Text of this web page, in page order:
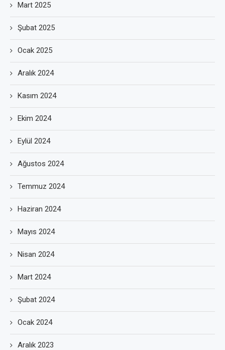
Mart 2025
Şubat 2025
Ocak 2025
Aralık 2024
Kasım 2024
Ekim 2024
Eylül 2024
Ağustos 2024
Temmuz 2024
Haziran 2024
Mayıs 2024
Nisan 2024
Mart 2024
Şubat 2024
Ocak 2024
Aralık 2023